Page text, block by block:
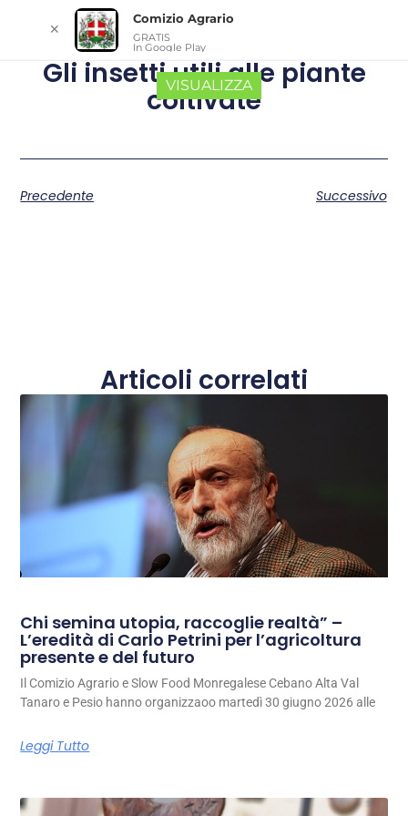
Gli insetti utili alle piante
coltivate
Precedente Successivo
Articoli correlati
Chi semina utopia, raccoglie realtà” –
L’eredità di Carlo Petrini per l’agricoltura
presente e del futuro
Il Comizio Agrario e Slow Food Monregalese Cebano Alta Val
Tanaro e Pesio hanno organizzaoo martedì 30 giugno 2026 alle
Leggi Tutto
✕
Comizio Agrario
GRATIS
In Google Play
VISUALIZZA